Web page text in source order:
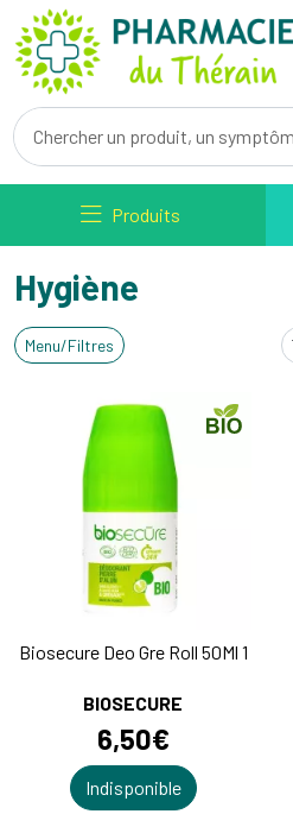
Produits
Hygiène
Menu/Filtres
Biosecure Deo Gre Roll 50Ml 1
BIOSECURE
6,50€
Indisponible